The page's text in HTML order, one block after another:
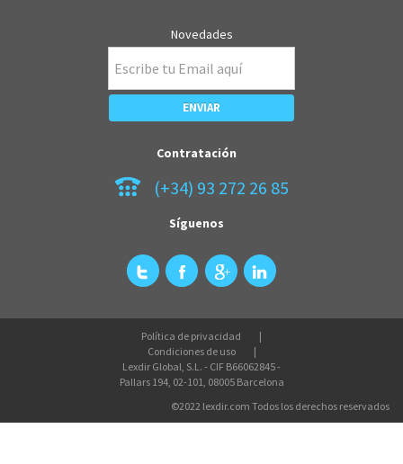
Novedades
Contratación
(+34) 93 272 26 85
Síguenos
Política de privacidad
Condiciones de uso
Lexdir Global, S.L. - CIF B66062845 -
Pallars 194, 02-101, 08005 Barcelona
©2022 lexdir.com Todos los derechos reservados